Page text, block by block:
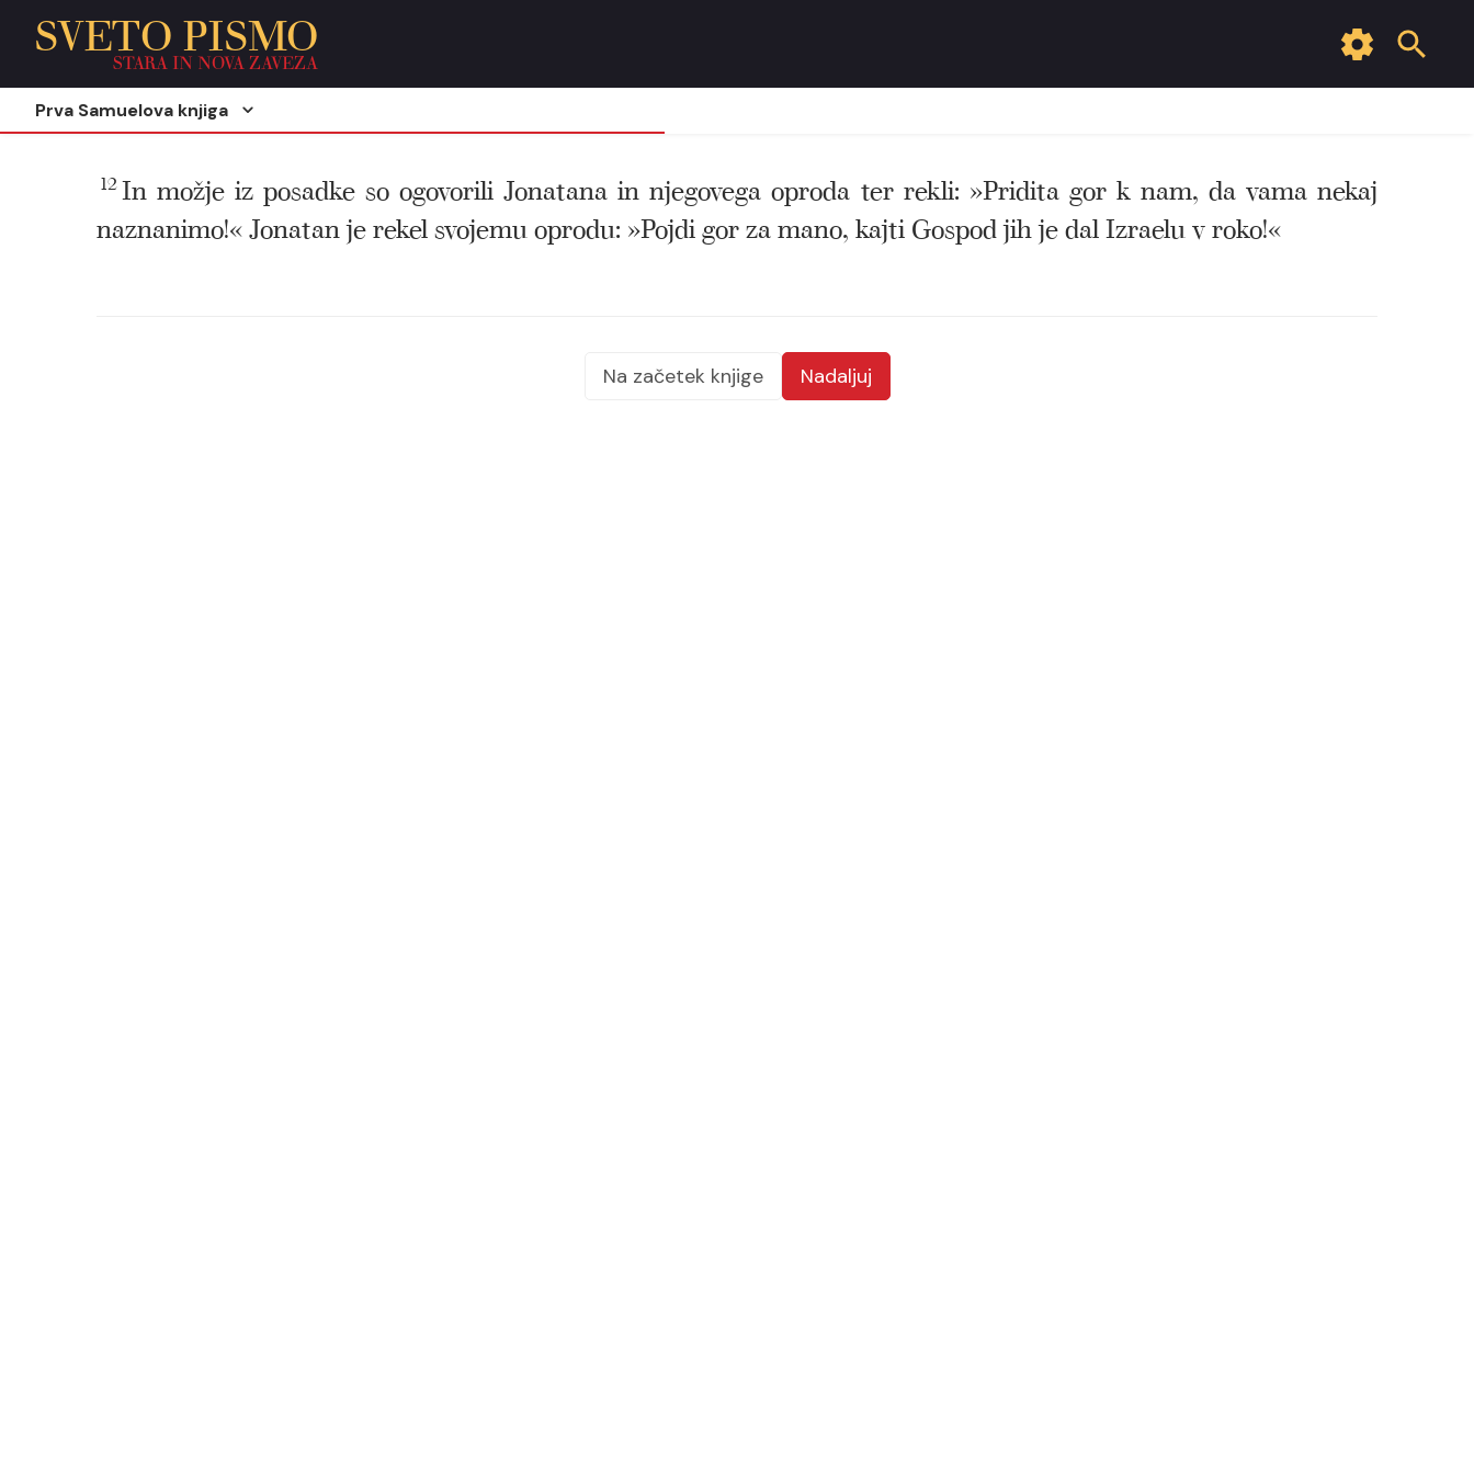
SVETO PISMO
STARA IN NOVA ZAVEZA
Prva Samuelova knjiga
12In možje iz posadke so ogovorili Jonatana in njegovega oproda ter rekli: »Pridita gor k nam, da vama nekaj
naznanimo!« Jonatan je rekel svojemu oprodu: »Pojdi gor za mano, kajti Gospod jih je dal Izraelu v roko!«
Na začetek knjige Nadaljuj